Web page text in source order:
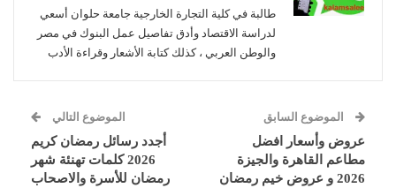
طالبة في كلية التجارة الخارجية جامعة حلوان أسعي
لدراسة الاقتصاد وأدق تفاصيل عمل البنوك في مصر
والوطن العربي ، كذلك كتابة الأشعار وقراءة الأدب
الموضوع السابق
عروض وأسعار افضل
مطاعم القاهرة والجيزة
2026 و عروض خيم رمضان
الموضوع التالي
أجدد رسائل رمضان كريم
2026 كلمات تهنئة شهر
رمضان للأسرة والاصحاب